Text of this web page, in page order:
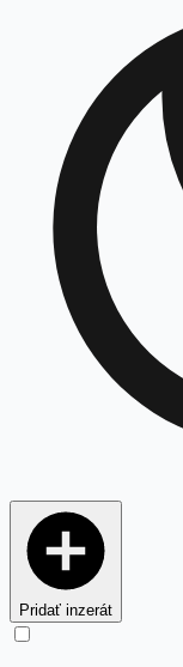
Pridať inzerát